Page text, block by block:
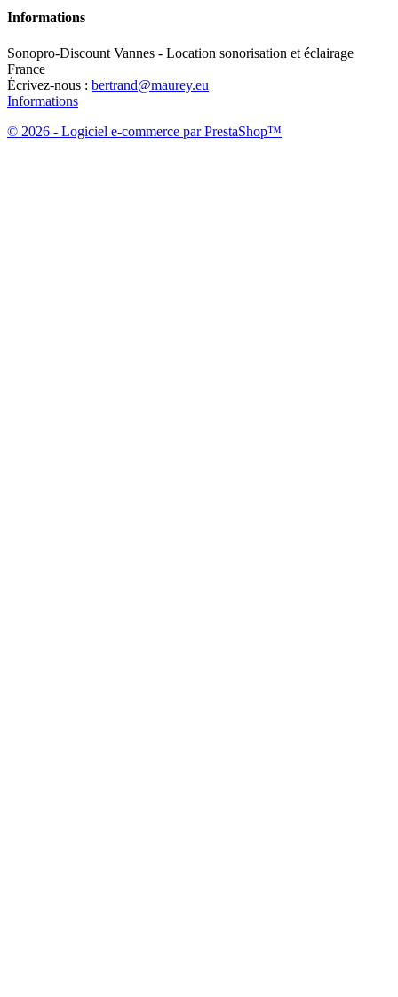
Informations
Sonopro-Discount Vannes - Location sonorisation et éclairage
France
Écrivez-nous : bertrand@maurey.eu
Informations
© 2026 - Logiciel e-commerce par PrestaShop™